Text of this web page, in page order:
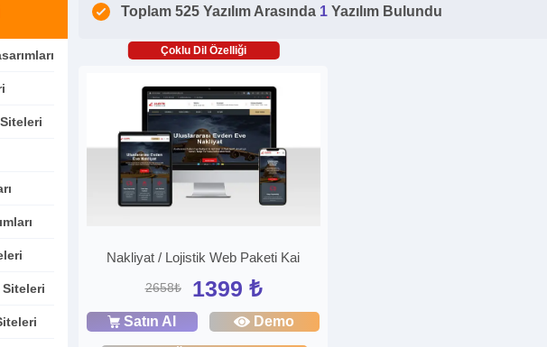
Toplam 525 Yazılım Arasında 1 Yazılım Bulundu
Çoklu Dil Özelliği
Nakliyat / Lojistik Web Paketi Kai
2658₺ 1399 ₺
Satın Al Demo